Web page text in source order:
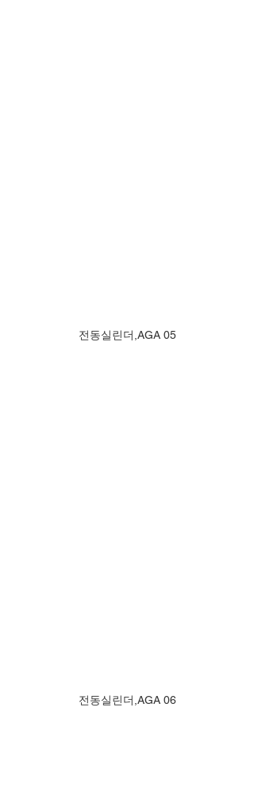
전동실린더,AGA 05
전동실린더,AGA 06